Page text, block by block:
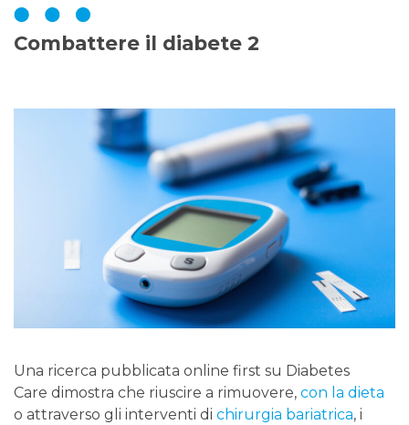
Combattere il diabete 2
Una ricerca pubblicata online first su Diabetes
Care dimostra che riuscire a rimuovere, con la dieta
o attraverso gli interventi di chirurgia bariatrica, i